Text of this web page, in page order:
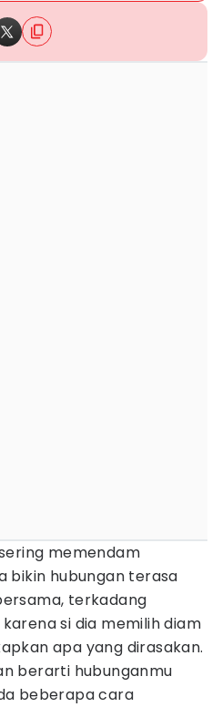
memendam
bikin hubungan terasa
terkadang
si dia memilih diam
apa yang dirasakan.
berarti hubunganmu
beberapa cara